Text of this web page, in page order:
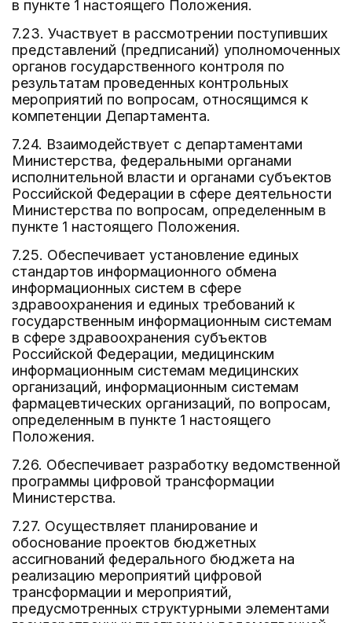
в пункте 1 настоящего Положения.
7.23. Участвует в рассмотрении поступивших
представлений (предписаний) уполномоченных
органов государственного контроля по
результатам проведенных контрольных
мероприятий по вопросам, относящимся к
компетенции Департамента.
7.24. Взаимодействует с департаментами
Министерства, федеральными органами
исполнительной власти и органами субъектов
Российской Федерации в сфере деятельности
Министерства по вопросам, определенным в
пункте 1 настоящего Положения.
7.25. Обеспечивает установление единых
стандартов информационного обмена
информационных систем в сфере
здравоохранения и единых требований к
государственным информационным системам
в сфере здравоохранения субъектов
Российской Федерации, медицинским
информационным системам медицинских
организаций, информационным системам
фармацевтических организаций, по вопросам,
определенным в пункте 1 настоящего
Положения.
7.26. Обеспечивает разработку ведомственной
программы цифровой трансформации
Министерства.
7.27. Осуществляет планирование и
обоснование проектов бюджетных
ассигнований федерального бюджета на
реализацию мероприятий цифровой
трансформации и мероприятий,
предусмотренных структурными элементами